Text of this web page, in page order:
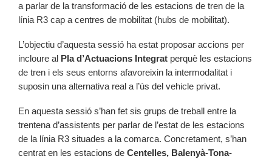
a parlar de la transformació de les estacions de tren de la
línia R3 cap a centres de mobilitat (hubs de mobilitat).
L’objectiu d’aquesta sessió ha estat proposar accions per
incloure al Pla d’Actuacions Integrat perquè les estacions
de tren i els seus entorns afavoreixin la intermodalitat i
suposin una alternativa real a l’ús del vehicle privat.
En aquesta sessió s’han fet sis grups de treball entre la
trentena d’assistents per parlar de l’estat de les estacions
de la línia R3 situades a la comarca. Concretament, s’han
centrat en les estacions de Centelles, Balenyà-Tona-